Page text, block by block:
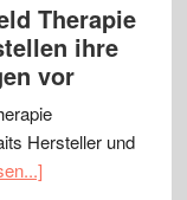
Therapie
ihre
vor
Hersteller und